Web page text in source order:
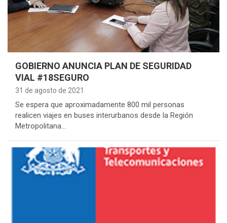
GOBIERNO ANUNCIA PLAN DE SEGURIDAD
VIAL #18SEGURO
31 de agosto de 2021
Se espera que aproximadamente 800 mil personas
realicen viajes en buses interurbanos desde la Región
Metropolitana…